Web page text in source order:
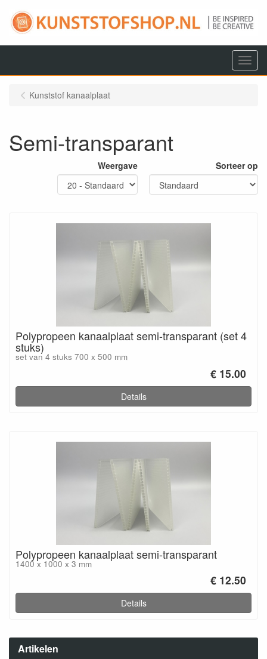
Menu
Artikelen
Kunststof kanaalplaat
Semi-transparant
Weergave Sorteer op
Polypropeen kanaalplaat semi-transparant (set 4
stuks)
set van 4 stuks 700 x 500 mm
€ 15.00
Details
Polypropeen kanaalplaat semi-transparant
1400 x 1000 x 3 mm
€ 12.50
Details